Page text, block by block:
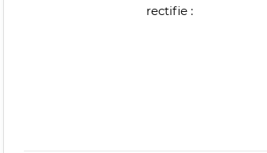
rectifie :